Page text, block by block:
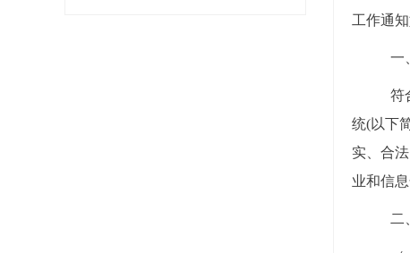
工作通知
一
符
统(以下
实、合
业和信
二